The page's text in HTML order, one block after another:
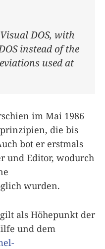
DOS, with
instead of the
used at
im Mai 1986
die bis
bot er erstmals
und Editor, wodurch
wurden.
als Höhepunkt der
und dem